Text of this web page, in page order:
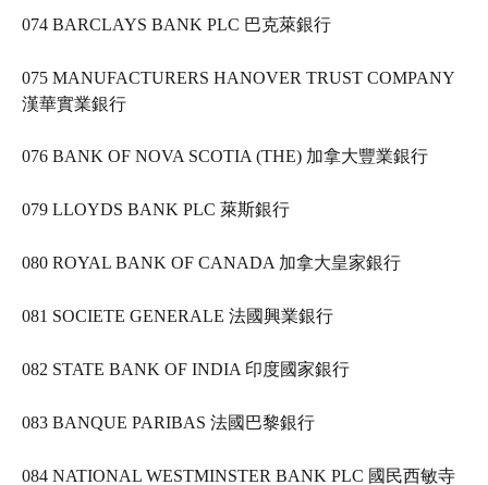
074 BARCLAYS BANK PLC 巴克萊銀行
075 MANUFACTURERS HANOVER TRUST COMPANY
漢華實業銀行
076 BANK OF NOVA SCOTIA (THE) 加拿大豐業銀行
079 LLOYDS BANK PLC 萊斯銀行
080 ROYAL BANK OF CANADA 加拿大皇家銀行
081 SOCIETE GENERALE 法國興業銀行
082 STATE BANK OF INDIA 印度國家銀行
083 BANQUE PARIBAS 法國巴黎銀行
084 NATIONAL WESTMINSTER BANK PLC 國民西敏寺